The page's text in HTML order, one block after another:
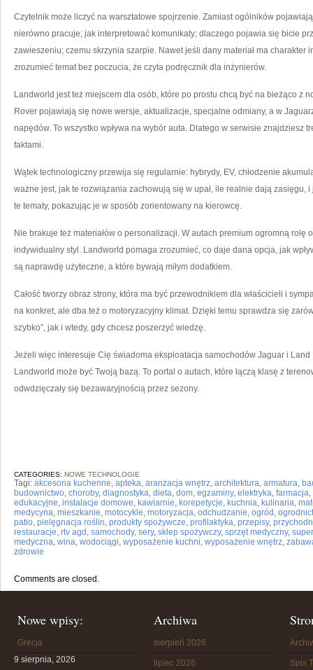
Czytelnik może liczyć na warsztatowe spojrzenie. Zamiast ogólników
nierówno pracuje; jak interpretować komunikaty; dlaczego pojawia się bicie
zawieszeniu; czemu skrzynia szarpie. Nawet jeśli dany materiał ma charakter
zrozumieć temat bez poczucia, że czyta podręcznik dla inżynierów.
Landworld jest też miejscem dla osób, które po prostu chcą być na bieżąco z
Rover pojawiają się nowe wersje, aktualizacje, specjalne odmiany, a w
napędów. To wszystko wpływa na wybór auta. Dlatego w serwisie znajdziesz
faktami.
Wątek technologiczny przewija się regularnie: hybrydy, EV, chłodzenie
ważne jest, jak te rozwiązania zachowują się w upał, ile realnie dają zasięgu,
te tematy, pokazując je w sposób zorientowany na kierowcę.
Nie brakuje też materiałów o personalizacji. W autach premium ogromną rolę
indywidualny styl. Landworld pomaga zrozumieć, co daje dana opcja, jak
są naprawdę użyteczne, a które bywają miłym dodatkiem.
Całość tworzy obraz strony, która ma być przewodnikiem dla właścicieli i
na konkret, ale dba też o motoryzacyjny klimat. Dzięki temu sprawdza się
szybko”, jak i wtedy, gdy chcesz poszerzyć wiedzę.
Jeżeli więc interesuje Cię świadoma eksploatacja samochodów Jaguar i
Landworld może być Twoją bazą. To portal o autach, które łączą klasę z
odwdzięczały się bezawaryjnością przez sezony.
CATEGORIES: NOWE TECHNOLOGIE
Tagi: akcesoria kuchenne, apteka, aranżacja wnętrz, architektura, armatura,
budownictwo, choroby, diagnostyka, dieta, dom, egzaminy, elektryka, farmacja,
edukacyjne, instalacje domowe, kawiarnie, korepetycje, kuchnia, kulinaria,
medycyna, mieszkanie, motocykle, motoryzacja, odchudzanie, ogród ,
patio, pielęgnacja roślin, produkty spożywcze, profilaktyka, przepisy,
restauracje, rtv agd , samochody, sery, sklep spożywczy, sprzęt medyczny,
medyczna, wina, wodociągi, wyposażenie kuchni, wyposażenie wnętrz,
zdrowie
Comments are closed.
Nowe wpisy:
Grecja
9 sierpnia, 2026
Archiwa
sierpień 2026
lipiec 2026 Spis